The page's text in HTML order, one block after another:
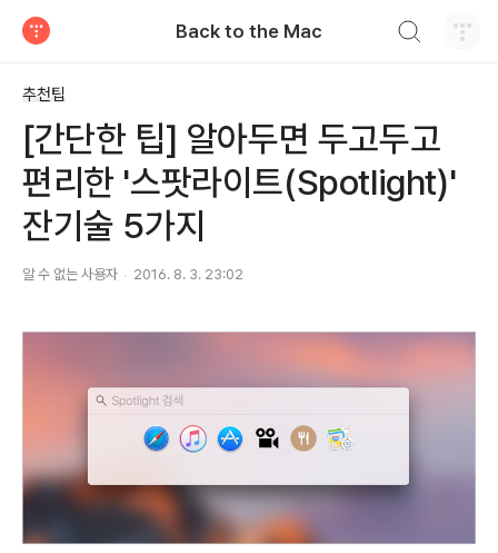
Back to the Mac
추천팁
[간단한 팁] 알아두면 두고두고
편리한 '스팟라이트(Spotlight)'
잔기술 5가지
알 수 없는 사용자 2016. 8. 3. 23:02